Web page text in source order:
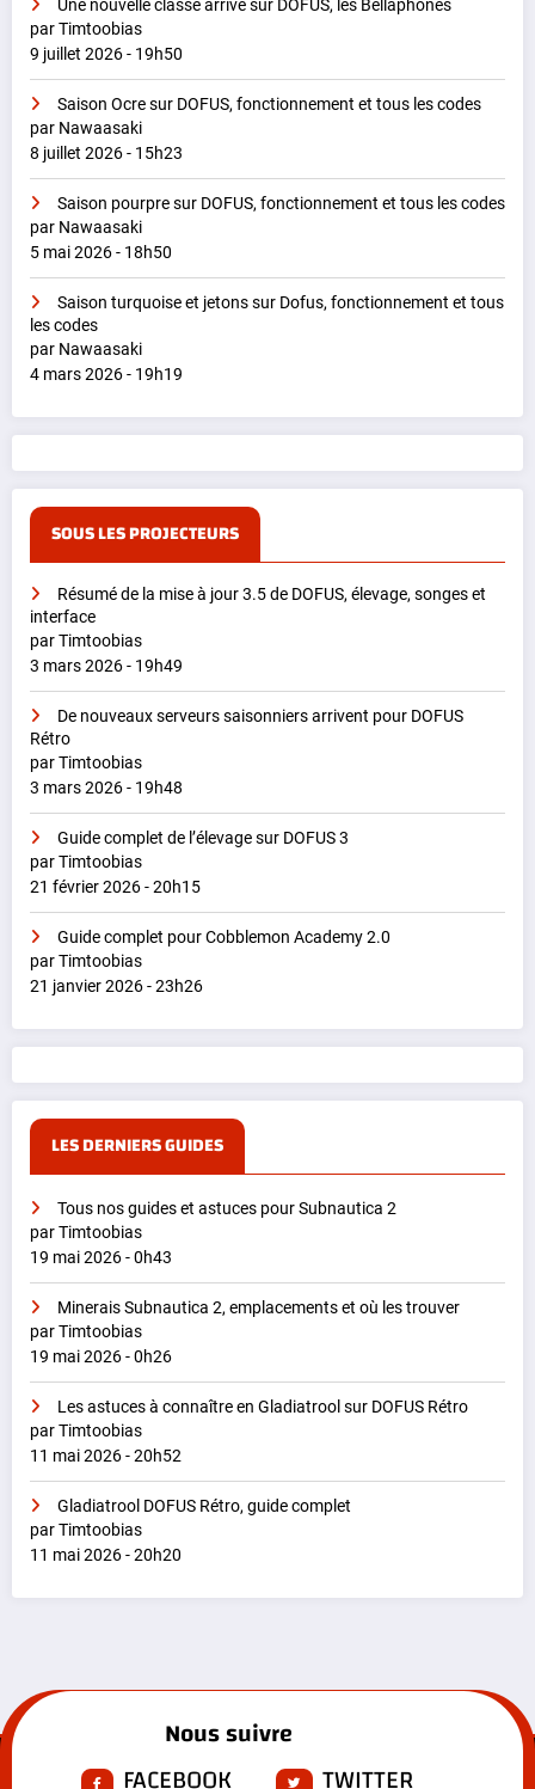
Une nouvelle classe arrive sur DOFUS, les Bellaphones
par Timtoobias
9 juillet 2026 - 19h50
Saison Ocre sur DOFUS, fonctionnement et tous les codes
par Nawaasaki
8 juillet 2026 - 15h23
Saison pourpre sur DOFUS, fonctionnement et tous les codes
par Nawaasaki
5 mai 2026 - 18h50
Saison turquoise et jetons sur Dofus, fonctionnement et tous
les codes
par Nawaasaki
4 mars 2026 - 19h19
SOUS LES PROJECTEURS
Résumé de la mise à jour 3.5 de DOFUS, élevage, songes et
interface
par Timtoobias
3 mars 2026 - 19h49
De nouveaux serveurs saisonniers arrivent pour DOFUS
Rétro
par Timtoobias
3 mars 2026 - 19h48
Guide complet de l’élevage sur DOFUS 3
par Timtoobias
21 février 2026 - 20h15
Guide complet pour Cobblemon Academy 2.0
par Timtoobias
21 janvier 2026 - 23h26
LES DERNIERS GUIDES
Tous nos guides et astuces pour Subnautica 2
par Timtoobias
19 mai 2026 - 0h43
Minerais Subnautica 2, emplacements et où les trouver
par Timtoobias
19 mai 2026 - 0h26
Les astuces à connaître en Gladiatrool sur DOFUS Rétro
par Timtoobias
11 mai 2026 - 20h52
Gladiatrool DOFUS Rétro, guide complet
par Timtoobias
11 mai 2026 - 20h20
Nous suivre